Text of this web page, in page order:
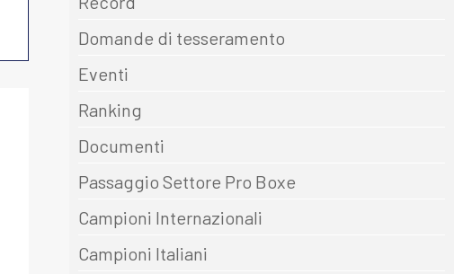
Domande di tesseramento
Eventi
Ranking
Documenti
Passaggio Settore Pro Boxe
Campioni Internazionali
Campioni Italiani